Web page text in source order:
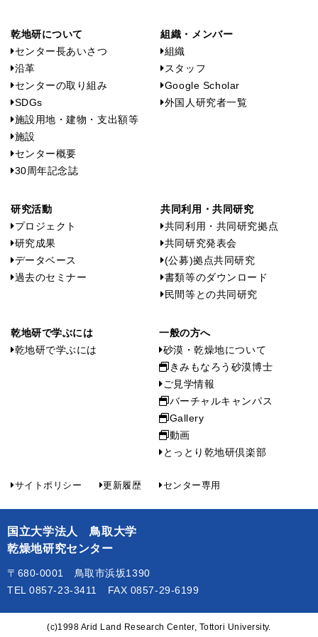
乾地研について
センター長あいさつ
沿革
センターの取り組み
SDGs
施設用地・建物・支出額等
施設
センター概要
30周年記念誌
組織・メンバー
組織
スタッフ
Google Scholar
外国人研究者一覧
研究活動
プロジェクト
研究成果
データベース
過去のセミナー
共同利用・共同研究
共同利用・共同研究拠点
共同研究発表会
(公募)拠点共同研究
書類等のダウンロード
民間等との共同研究
乾地研で学ぶには
乾地研で学ぶには
一般の方へ
砂漠・乾燥地について
きみもなろう砂漠博士
ご見学情報
バーチャルキャンパス
Gallery
動画
とっとり乾地研倶楽部
サイトポリシー 更新履歴 センター専用
国立大学法人 鳥取大学
乾燥地研究センター
〒680-0001 鳥取市浜坂1390
TEL 0857-23-3411 FAX 0857-29-6199
(c)1998 Arid Land Research Center, Tottori University.